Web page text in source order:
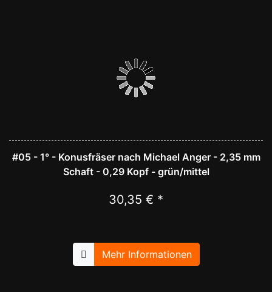
#05 - 1° - Konusfräser nach Michael Anger - 2,35 mm
Schaft - 0,29 Kopf - grün/mittel
30,35 € *
Mehr Informationen